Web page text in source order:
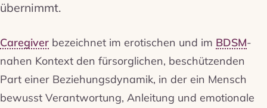
übernimmt.
Caregiver bezeichnet im erotischen und im BDSM-
nahen Kontext den fürsorglichen, beschützenden
Part einer Beziehungsdynamik, in der ein Mensch
bewusst Verantwortung, Anleitung und emotionale